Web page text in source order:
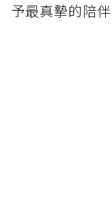
予最真摯的陪